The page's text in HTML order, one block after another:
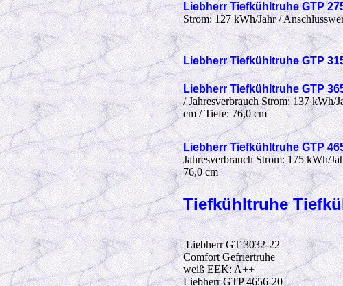
Liebherr TiefkühltruheGTP
Strom: 127 kWh/Jahr /
Liebherr TiefkühltruheGTP
Liebherr TiefkühltruheGTP
/ Jahresverbrauch Strom: 137 kWh/
cm / Tiefe: 76,0 cm
Liebherr TiefkühltruheGTP
Jahresverbrauch Strom: 175 kWh/
76,0 cm
Tiefkühltruhe
Liebherr GT 3032-22
Comfort Gefriertruhe
weiß EEK: A++
Liebherr GTP 4656-20